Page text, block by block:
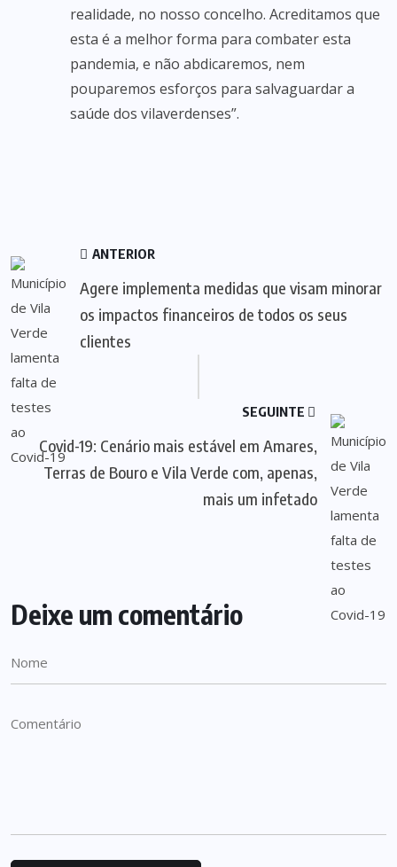
realidade, no nosso concelho. Acreditamos que
esta é a melhor forma para combater esta
pandemia, e não abdicaremos, nem
pouparemos esforços para salvaguardar a
saúde dos vilaverdenses”.
ANTERIOR
Agere implementa medidas que visam minorar
os impactos financeiros de todos os seus
clientes
SEGUINTE
Covid-19: Cenário mais estável em Amares,
Terras de Bouro e Vila Verde com, apenas,
mais um infetado
Deixe um comentário